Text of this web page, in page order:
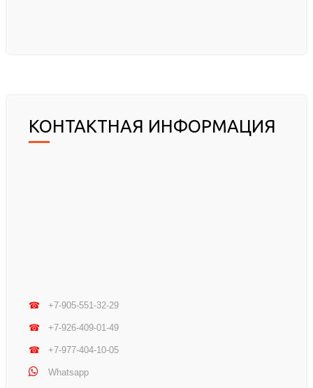
КОНТАКТНАЯ ИНФОРМАЦИЯ
☎ +7-905-551-32-29
☎ +7-926-409-01-49
☎ +7-977-404-10-05
Whatsapp